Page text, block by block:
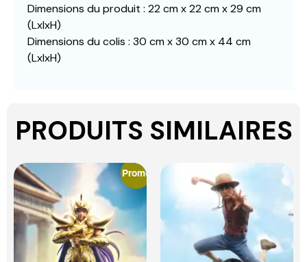
Dimensions du produit : 22 cm x 22 cm x 29 cm
(LxlxH)
Dimensions du colis : 30 cm x 30 cm x 44 cm
(LxlxH)
PRODUITS SIMILAIRES
Promo